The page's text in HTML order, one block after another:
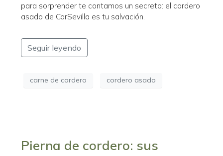
para sorprender te contamos un secreto: el cordero
asado de CorSevilla es tu salvación.
Seguir leyendo
carne de cordero cordero asado
Pierna de cordero: sus